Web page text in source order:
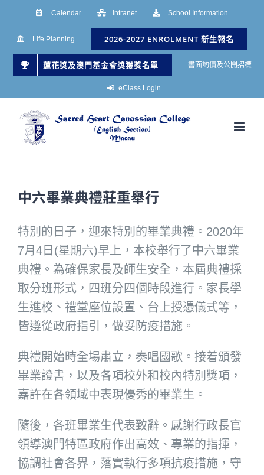
Calendar Intranet School Information
Life Planning 2026-2027 ENROLMENT 新生報名
蓮花獎及澳門基金會獎獲獎名單 書面詢價及公開招標
eClass Login
中六畢業典禮莊重舉行
特別的日子，迎來特別的畢業典禮。2020年
7月4日(星期六)早上，本校舉行了中六畢業
典禮。為確保家長及師生安全，本屆典禮採
取分班形式，四班分四個時段進行。家長學
生進校、禮堂座位設置、台上授憑儀式等，
皆遵從政府指引，做妥防疫措施。
典禮開始時全場肅立，奏唱國歌。接着頒發
畢業證書，以及各項校外和校內特別獎項，
嘉許在各領域中表現優秀的畢業生。
隨後，各班畢業生代表致辭。感謝行政長官
領導澳門特區政府作出高效、專業的指揮，
協調社會各界，落實執行多項抗疫措施，守